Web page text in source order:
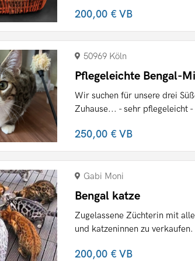
200,00 €VB
50969 Köln
Pflegeleichte Bengal-
Wir suchen für unsere drei
Zuhause... - sehr pflegeleicht
250,00 €VB
Gabi Moni
Bengal katze
Zugelassene Züchterin mit
und katzeninnen zu
200,00 €VB